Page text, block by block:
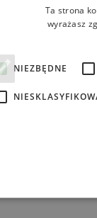
Ta strona
wyrażasz
NIEZBĘDNE